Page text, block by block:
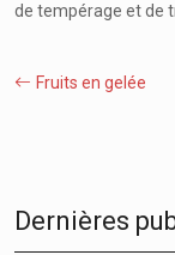
de tempérage et de
Fruits en gelée
Dernières